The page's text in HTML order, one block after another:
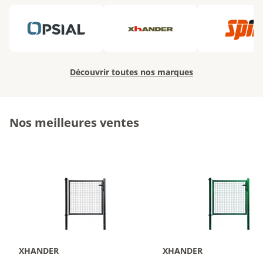
Découvrir toutes nos marques
Nos meilleures ventes
XHANDER XHANDER